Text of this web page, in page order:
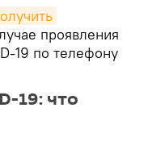
проявления
19 по телефону
19: что